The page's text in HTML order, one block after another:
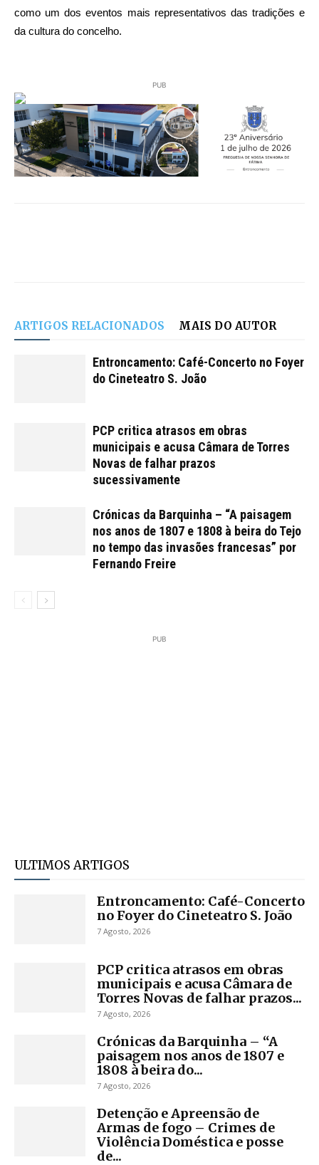
como um dos eventos mais representativos das tradições e
da cultura do concelho.
PUB
ARTIGOS RELACIONADOS MAIS DO AUTOR
Entroncamento: Café-Concerto no Foyer
do Cineteatro S. João
PCP critica atrasos em obras
municipais e acusa Câmara de Torres
Novas de falhar prazos
sucessivamente
Crónicas da Barquinha – “A paisagem
nos anos de 1807 e 1808 à beira do Tejo
no tempo das invasões francesas” por
Fernando Freire
PUB
ULTIMOS ARTIGOS
Entroncamento: Café-Concerto
no Foyer do Cineteatro S. João
7 Agosto, 2026
PCP critica atrasos em obras
municipais e acusa Câmara de
Torres Novas de falhar prazos...
7 Agosto, 2026
Crónicas da Barquinha – “A
paisagem nos anos de 1807 e
1808 à beira do...
7 Agosto, 2026
Detenção e Apreensão de
Armas de fogo – Crimes de
Violência Doméstica e posse
de...